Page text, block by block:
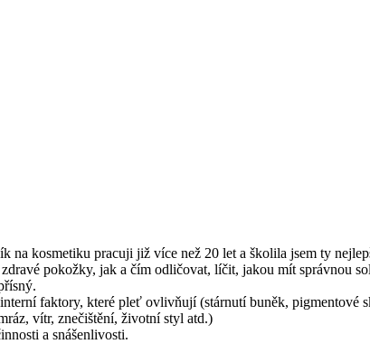
na kosmetiku pracuji již více než 20 let a školila jsem ty
pokožky, jak a čím odličovat, líčit, jakou mít správnou
faktory, které pleť ovlivňují (stárnutí buněk, pigmentové
vítr, znečištění, životní styl atd.)
a snášenlivosti.